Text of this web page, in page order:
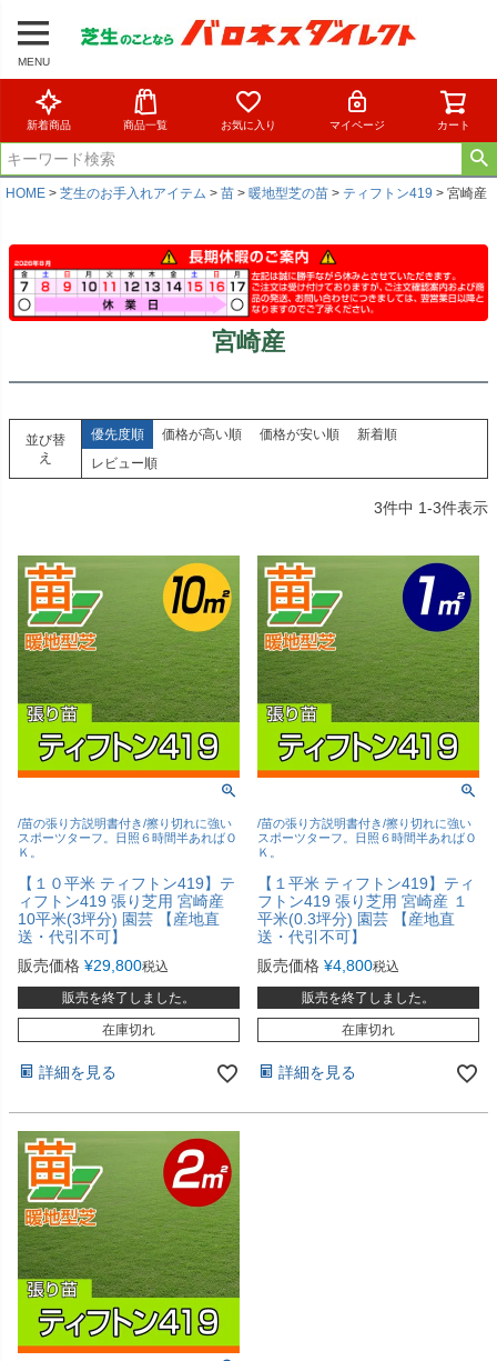
MENU
新着商品 商品一覧 お気に入り マイページ カート
HOME 芝生のお手入れアイテム 苗 暖地型芝の苗 ティフトン419 宮崎産
宮崎産
並び替
え
優先度順 価格が高い順 価格が安い順
新着順
レビュー順
3件中 1-3件表示
/苗の張り方説明書付き/擦り切れに強い
スポーツターフ。日照６時間半あればＯ
Ｋ。
【１０平米 ティフトン419】テ
ィフトン419 張り芝用 宮崎産
10平米(3坪分) 園芸 【産地直
送・代引不可】
販売価格 ¥29,800税込
販売を終了しました。
在庫切れ
詳細を見る
/苗の張り方説明書付き/擦り切れに強い
スポーツターフ。日照６時間半あればＯ
Ｋ。
【１平米 ティフトン419】ティ
フトン419 張り芝用 宮崎産 １
平米(0.3坪分) 園芸 【産地直
送・代引不可】
販売価格 ¥4,800税込
販売を終了しました。
在庫切れ
詳細を見る